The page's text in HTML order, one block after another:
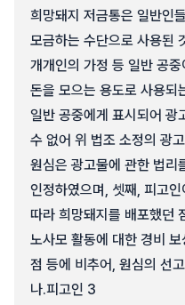
희망돼지 저금통은 일반인
모금하는 수단으로 사용된
개개인의 가정 등 일반 공
돈을 모으는 용도로 사용되
일반 공중에게 표시되어 광
수 없어 위 법조 소정의 광
원심은 광고물에 관한 법리
인정하였으며, 셋째, 피고
따라 희망돼지를 배포했던
노사모 활동에 대한 경비
점 등에 비추어, 원심의 선
나.피고인 3